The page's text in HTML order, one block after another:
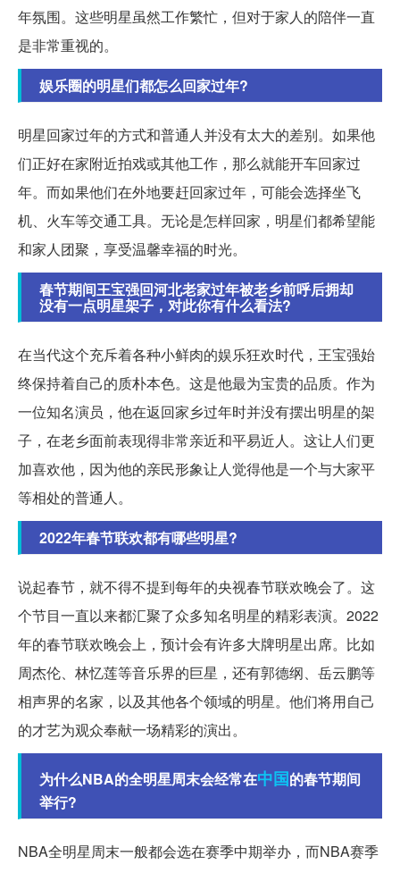
年氛围。这些明星虽然工作繁忙，但对于家人的陪伴一直
是非常重视的。
娱乐圈的明星们都怎么回家过年?
明星回家过年的方式和普通人并没有太大的差别。如果他
们正好在家附近拍戏或其他工作，那么就能开车回家过
年。而如果他们在外地要赶回家过年，可能会选择坐飞
机、火车等交通工具。无论是怎样回家，明星们都希望能
和家人团聚，享受温馨幸福的时光。
春节期间王宝强回河北老家过年被老乡前呼后拥却
没有一点明星架子，对此你有什么看法?
在当代这个充斥着各种小鲜肉的娱乐狂欢时代，王宝强始
终保持着自己的质朴本色。这是他最为宝贵的品质。作为
一位知名演员，他在返回家乡过年时并没有摆出明星的架
子，在老乡面前表现得非常亲近和平易近人。这让人们更
加喜欢他，因为他的亲民形象让人觉得他是一个与大家平
等相处的普通人。
2022年春节联欢都有哪些明星?
说起春节，就不得不提到每年的央视春节联欢晚会了。这
个节目一直以来都汇聚了众多知名明星的精彩表演。2022
年的春节联欢晚会上，预计会有许多大牌明星出席。比如
周杰伦、林忆莲等音乐界的巨星，还有郭德纲、岳云鹏等
相声界的名家，以及其他各个领域的明星。他们将用自己
的才艺为观众奉献一场精彩的演出。
为什么NBA的全明星周末会经常在中国的春节期间
举行?
NBA全明星周末一般都会选在赛季中期举办，而NBA赛季